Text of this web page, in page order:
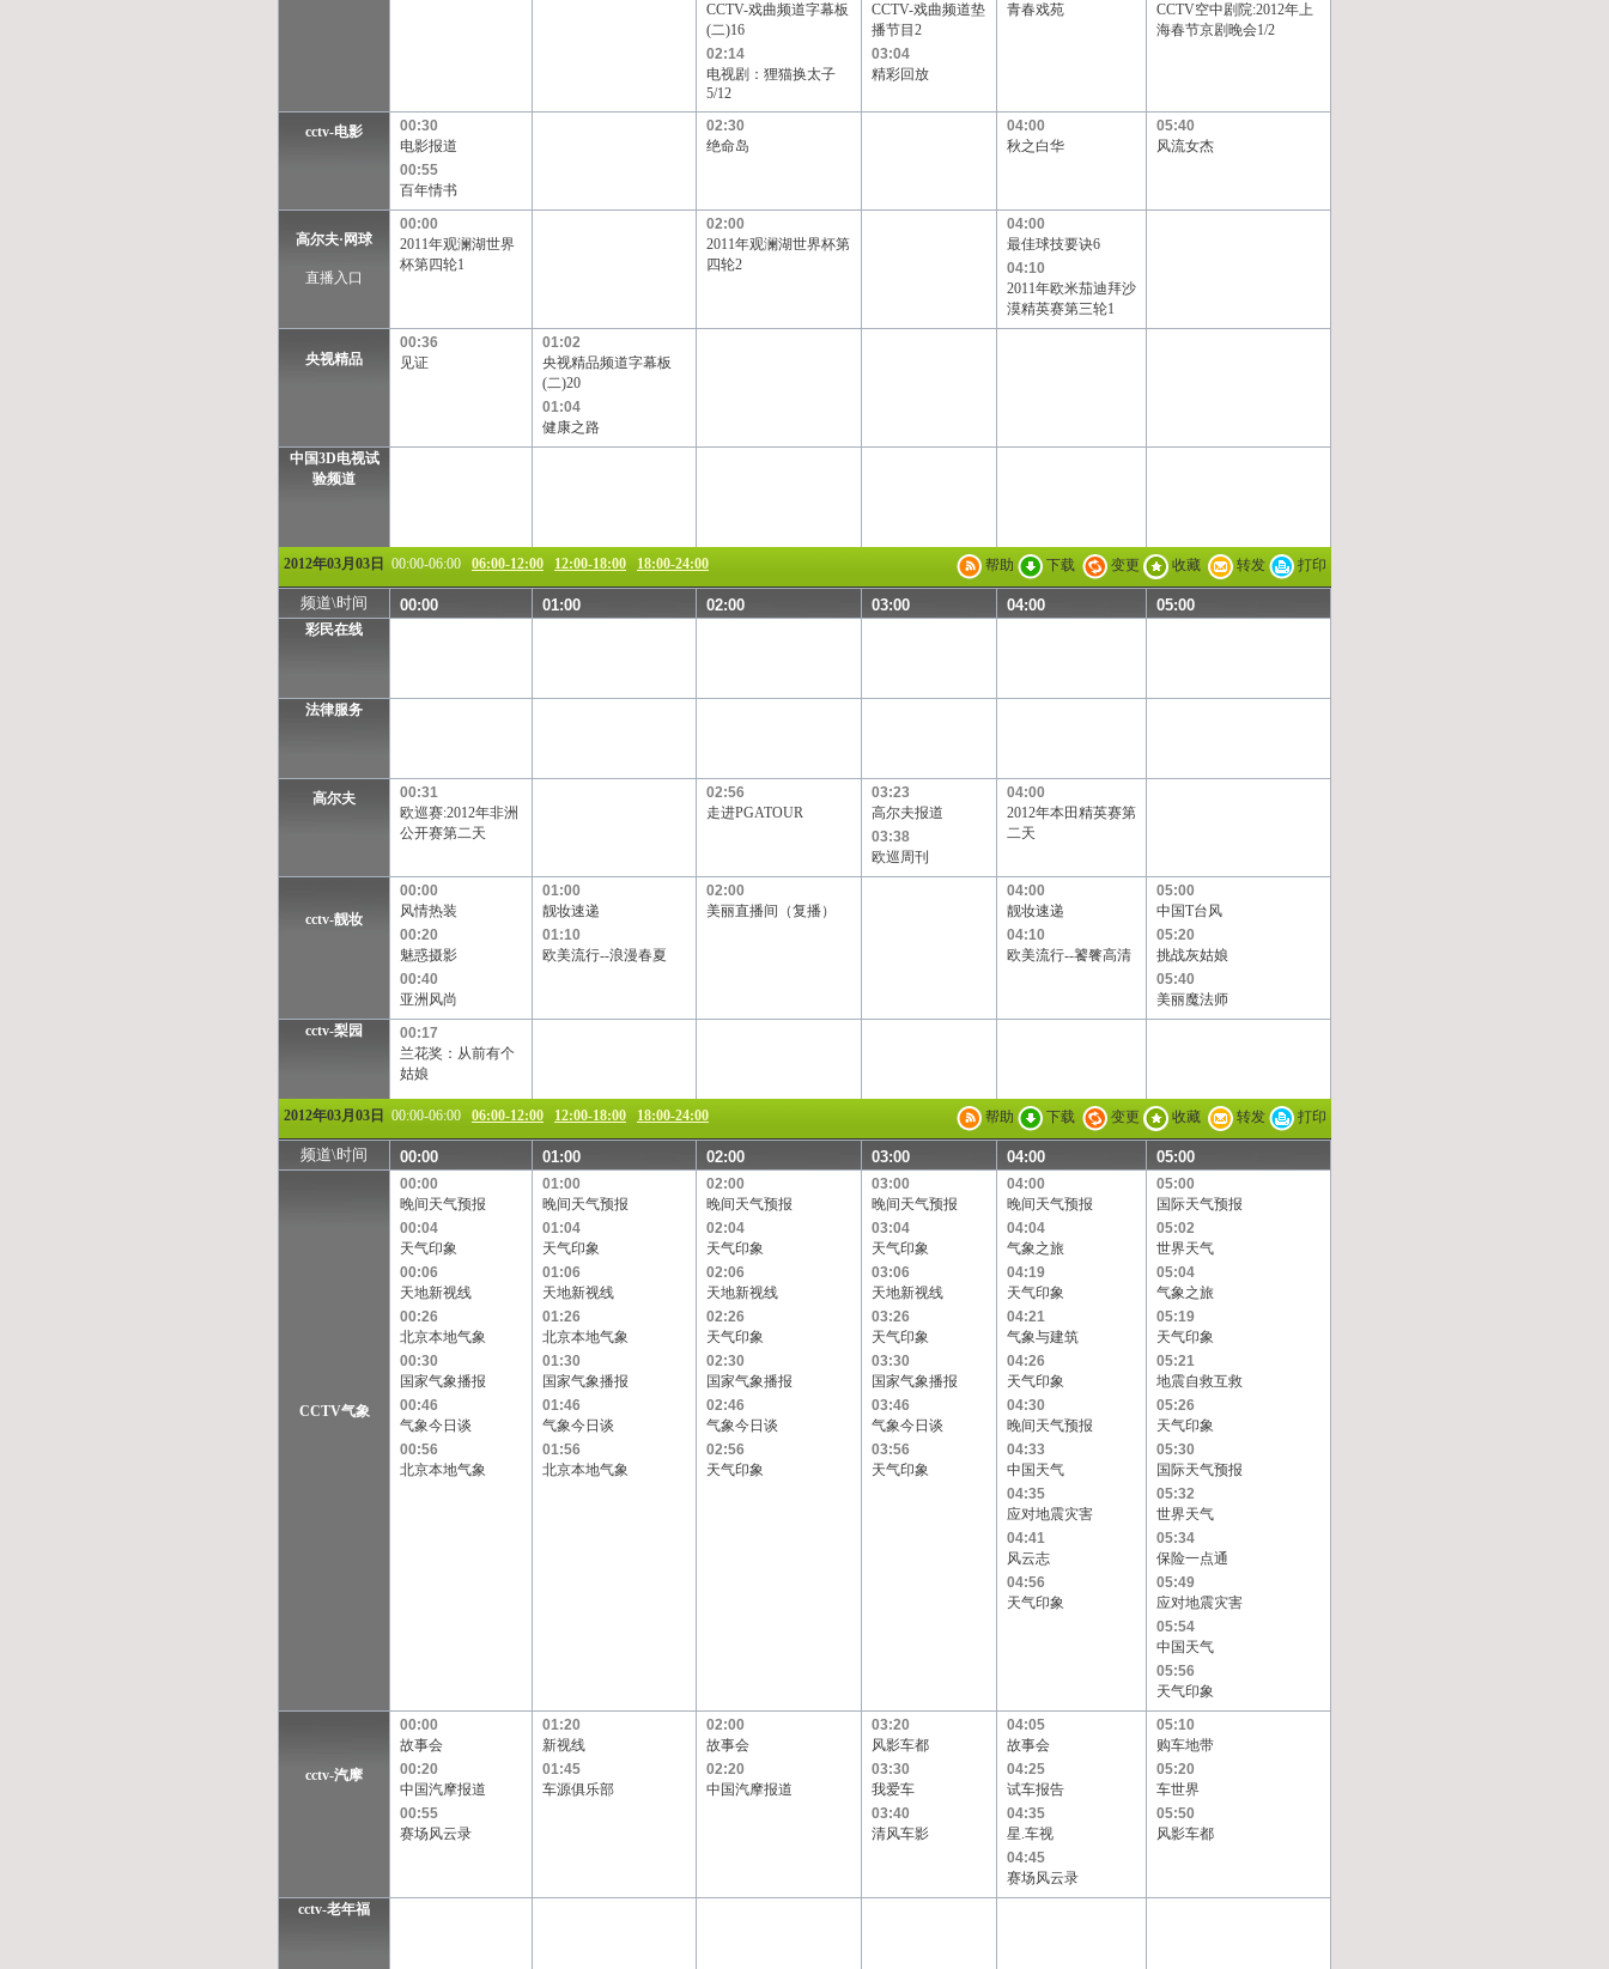
CCTV-戏曲频道字幕板
(二)16
02:14
电视剧：狸猫换太子
5/12
CCTV-戏曲频道垫
播节目2
03:04
精彩回放
青春戏苑
CCTV空中剧院:2012年上
海春节京剧晚会1/2
cctv-电影
00:30
电影报道
00:55
百年情书
02:30
绝命岛
04:00
秋之白华
05:40
风流女杰
高尔夫·网球
直播入口
00:00
2011年观澜湖世界
杯第四轮1
02:00
2011年观澜湖世界杯第
四轮2
04:00
最佳球技要诀6
04:10
2011年欧米茄迪拜沙
漠精英赛第三轮1
央视精品
00:36
见证
01:02
央视精品频道字幕板
(二)20
01:04
健康之路
中国3D电视试
验频道
帮助 下载 变更 收藏 转发 打印
2012年03月03日 00:00-06:00 06:00-12:00 12:00-18:00 18:00-24:00
频道\时间 00:00 01:00 02:00 03:00 04:00 05:00
彩民在线
法律服务
高尔夫
00:31
欧巡赛:2012年非洲
公开赛第二天
02:56
走进PGATOUR
03:23
高尔夫报道
03:38
欧巡周刊
04:00
2012年本田精英赛第
二天
cctv-靓妆
00:00
风情热装
00:20
魅惑摄影
00:40
亚洲风尚
01:00
靓妆速递
01:10
欧美流行--浪漫春夏
02:00
美丽直播间（复播）
04:00
靓妆速递
04:10
欧美流行--饕餮高清
05:00
中国T台风
05:20
挑战灰姑娘
05:40
美丽魔法师
cctv-梨园
00:17
兰花奖：从前有个
姑娘
帮助 下载 变更 收藏 转发 打印
2012年03月03日 00:00-06:00 06:00-12:00 12:00-18:00 18:00-24:00
频道\时间 00:00 01:00 02:00 03:00 04:00 05:00
CCTV气象
00:00
晚间天气预报
00:04
天气印象
00:06
天地新视线
00:26
北京本地气象
00:30
国家气象播报
00:46
气象今日谈
00:56
北京本地气象
01:00
晚间天气预报
01:04
天气印象
01:06
天地新视线
01:26
北京本地气象
01:30
国家气象播报
01:46
气象今日谈
01:56
北京本地气象
02:00
晚间天气预报
02:04
天气印象
02:06
天地新视线
02:26
天气印象
02:30
国家气象播报
02:46
气象今日谈
02:56
天气印象
03:00
晚间天气预报
03:04
天气印象
03:06
天地新视线
03:26
天气印象
03:30
国家气象播报
03:46
气象今日谈
03:56
天气印象
04:00
晚间天气预报
04:04
气象之旅
04:19
天气印象
04:21
气象与建筑
04:26
天气印象
04:30
晚间天气预报
04:33
中国天气
04:35
应对地震灾害
04:41
风云志
04:56
天气印象
05:00
国际天气预报
05:02
世界天气
05:04
气象之旅
05:19
天气印象
05:21
地震自救互救
05:26
天气印象
05:30
国际天气预报
05:32
世界天气
05:34
保险一点通
05:49
应对地震灾害
05:54
中国天气
05:56
天气印象
cctv-汽摩
00:00
故事会
00:20
中国汽摩报道
00:55
赛场风云录
01:20
新视线
01:45
车源俱乐部
02:00
故事会
02:20
中国汽摩报道
03:20
风影车都
03:30
我爱车
03:40
清风车影
04:05
故事会
04:25
试车报告
04:35
星.车视
04:45
赛场风云录
05:10
购车地带
05:20
车世界
05:50
风影车都
cctv-老年福